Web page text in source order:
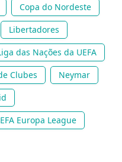
Copa do Nordeste
Libertadores
das Nações da UEFA
Clubes
Neymar
Europa League